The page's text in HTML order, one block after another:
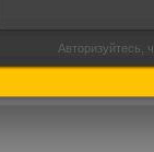
Авторизуйтесь,